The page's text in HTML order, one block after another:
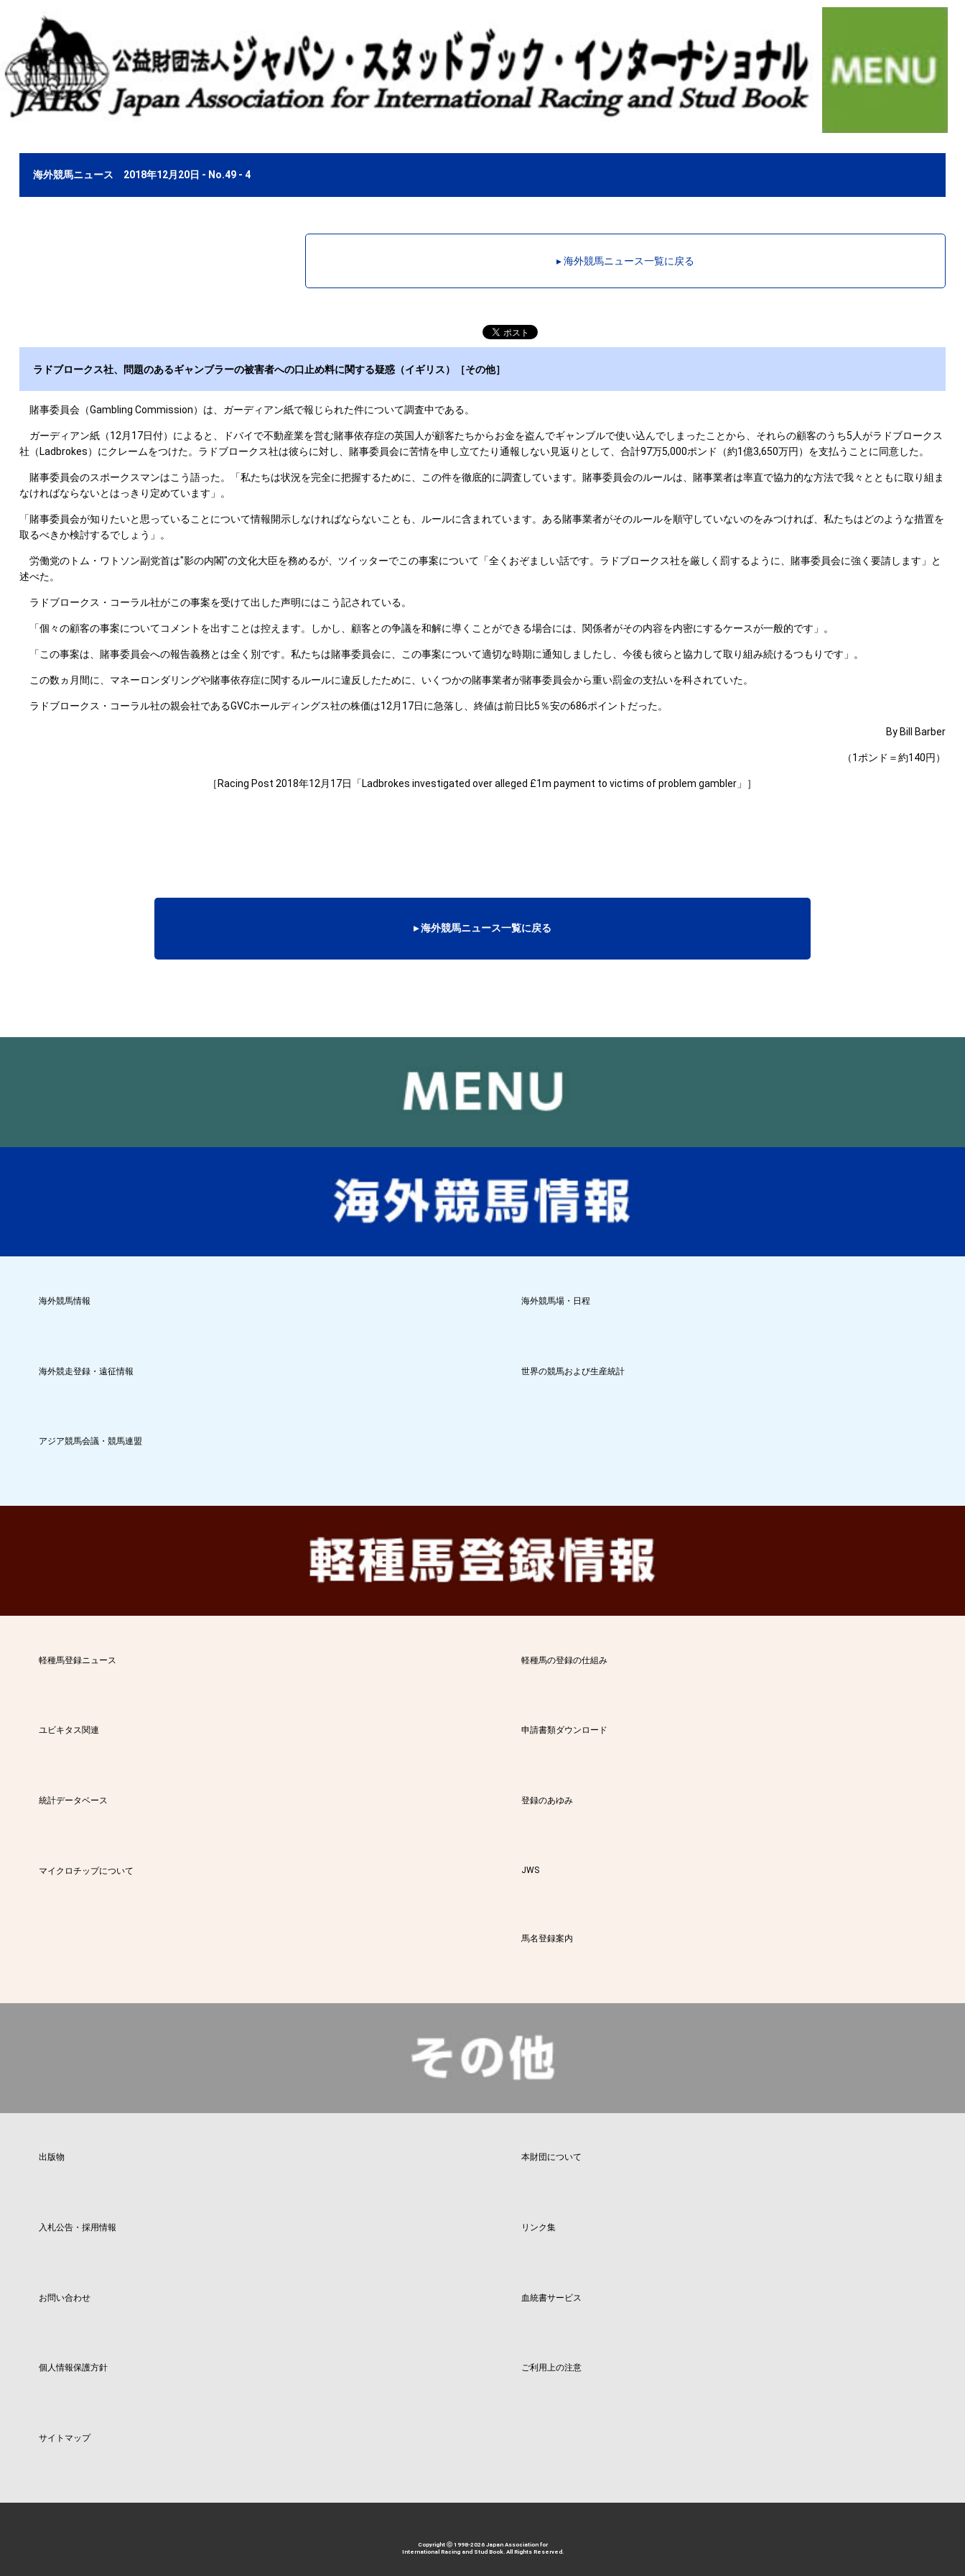
海外競馬ニュース 2018年12月20日 - No.49 - 4
▸ 海外競馬ニュース一覧に戻る
ラドブロークス社、問題のあるギャンブラーの被害者への口止め料に関する疑惑（イギリス）［その他］
賭事委員会（Gambling Commission）は、ガーディアン紙で報じられた件について調査中である。
ガーディアン紙（12月17日付）によると、ドバイで不動産業を営む賭事依存症の英国人が顧客たちからお金を盗んでギャンブルで使い込んでしまったことから、それらの顧客のうち5人がラドブロークス
社（Ladbrokes）にクレームをつけた。ラドブロークス社は彼らに対し、賭事委員会に苦情を申し立てたり通報しない見返りとして、合計97万5,000ポンド（約1億3,650万円）を支払うことに同意した。
賭事委員会のスポークスマンはこう語った。「私たちは状況を完全に把握するために、この件を徹底的に調査しています。賭事委員会のルールは、賭事業者は率直で協力的な方法で我々とともに取り組ま
なければならないとはっきり定めています」。
「賭事委員会が知りたいと思っていることについて情報開示しなければならないことも、ルールに含まれています。ある賭事業者がそのルールを順守していないのをみつければ、私たちはどのような措置を
取るべきか検討するでしょう」。
労働党のトム・ワトソン副党首は"影の内閣"の文化大臣を務めるが、ツイッターでこの事案について「全くおぞましい話です。ラドブロークス社を厳しく罰するように、賭事委員会に強く要請します」と
述べた。
ラドブロークス・コーラル社がこの事案を受けて出した声明にはこう記されている。
「個々の顧客の事案についてコメントを出すことは控えます。しかし、顧客との争議を和解に導くことができる場合には、関係者がその内容を内密にするケースが一般的です」。
「この事案は、賭事委員会への報告義務とは全く別です。私たちは賭事委員会に、この事案について適切な時期に通知しましたし、今後も彼らと協力して取り組み続けるつもりです」。
この数ヵ月間に、マネーロンダリングや賭事依存症に関するルールに違反したために、いくつかの賭事業者が賭事委員会から重い罰金の支払いを科されていた。
ラドブロークス・コーラル社の親会社であるGVCホールディングス社の株価は12月17日に急落し、終値は前日比5％安の686ポイントだった。
By Bill Barber
（1ポンド＝約140円）
［Racing Post 2018年12月17日「Ladbrokes investigated over alleged £1m payment to victims of problem gambler」］
▸ 海外競馬ニュース一覧に戻る
海外競馬情報 海外競馬場・日程
海外競走登録・遠征情報 世界の競馬および生産統計
アジア競馬会議・競馬連盟
軽種馬登録ニュース 軽種馬の登録の仕組み
ユビキタス関連 申請書類ダウンロード
統計データベース 登録のあゆみ
マイクロチップについて JWS
馬名登録案内
出版物 本財団について
入札公告・採用情報 リンク集
お問い合わせ 血統書サービス
個人情報保護方針 ご利用上の注意
サイトマップ
Copyright ⓒ 1998-2026 Japan Association for
International Racing and Stud Book. All Rights Reserved.